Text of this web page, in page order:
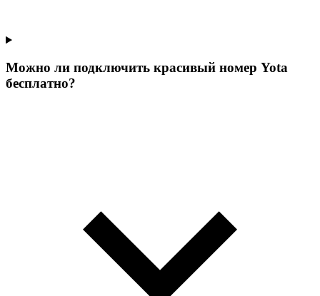
Можно ли подключить красивый номер Yota
бесплатно?